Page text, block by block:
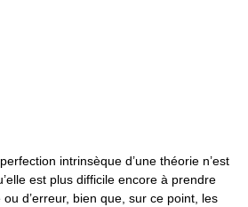
intrinsèque d’une théorie n’est
est plus difficile encore à prendre
d’erreur, bien que, sur ce point, les